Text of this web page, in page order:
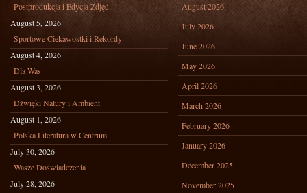
Postprodukcja i Edycja Zdjęć
August 5, 2026
Sportowe Ciekawostki i Rekordy
August 4, 2026
Dla Was
August 3, 2026
Dźwięki Natury i Ambient
August 1, 2026
Polska Literatura w Centrum
July 30, 2026
Wasze Doświadczenia
July 28, 2026
August 2026
July 2026
June 2026
May 2026
April 2026
March 2026
February 2026
January 2026
December 2025
November 2025